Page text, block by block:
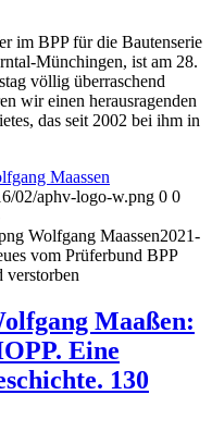
im BPP für die Bautenserie
Münchingen, ist am 28.
völlig überraschend
wir einen herausragenden
das seit 2002 bei ihm in
Maassen
02/aphv-logo-w.png 0 0
Wolfgang Maassen2021-
vom Prüferbund BPP
verstorben
Maaßen:
Eine
130